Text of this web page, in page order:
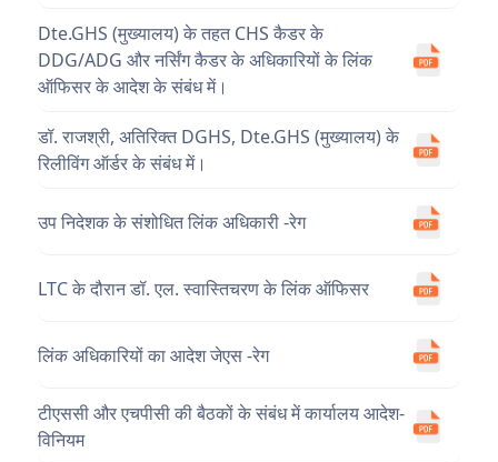
Dte.GHS (मुख्यालय) के तहत CHS कैडर के
DDG/ADG और नर्सिंग कैडर के अधिकारियों के लिंक
ऑफिसर के आदेश के संबंध में।
डॉ. राजश्री, अतिरिक्त DGHS, Dte.GHS (मुख्यालय) के
रिलीविंग ऑर्डर के संबंध में।
उप निदेशक के संशोधित लिंक अधिकारी -रेग
LTC के दौरान डॉ. एल. स्वास्तिचरण के लिंक ऑफिसर
लिंक अधिकारियों का आदेश जेएस -रेग
टीएससी और एचपीसी की बैठकों के संबंध में कार्यालय आदेश-
विनियम